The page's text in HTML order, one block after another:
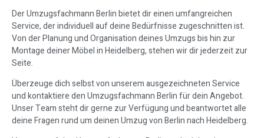
Der Umzugsfachmann Berlin bietet dir einen umfangreichen
Service, der individuell auf deine Bedürfnisse zugeschnitten ist.
Von der Planung und Organisation deines Umzugs bis hin zur
Montage deiner Möbel in Heidelberg, stehen wir dir jederzeit zur
Seite.
Überzeuge dich selbst von unserem ausgezeichneten Service
und kontaktiere den Umzugsfachmann Berlin für dein Angebot.
Unser Team steht dir gerne zur Verfügung und beantwortet alle
deine Fragen rund um deinen Umzug von Berlin nach Heidelberg.